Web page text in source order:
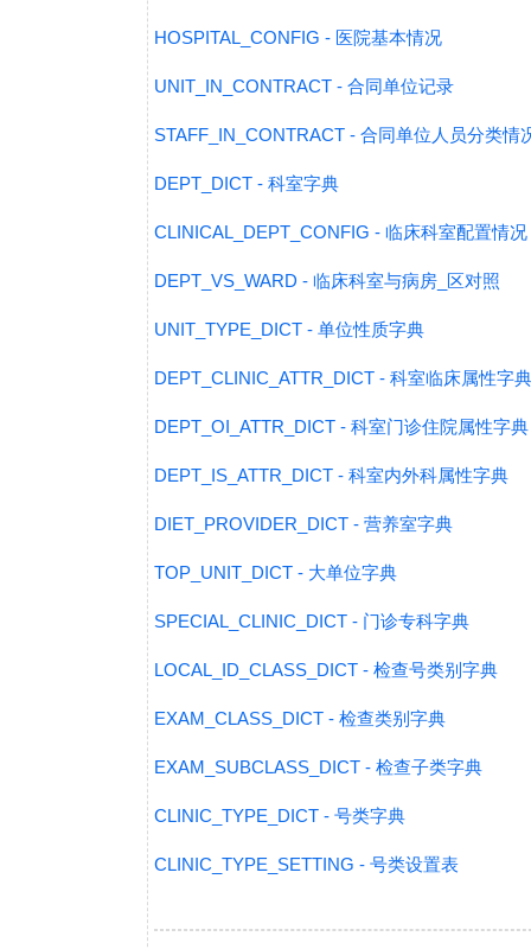
HOSPITAL_CONFIG - 医院基本情况
UNIT_IN_CONTRACT - 合同单位记录
STAFF_IN_CONTRACT - 合同单位人员分类情
DEPT_DICT - 科室字典
CLINICAL_DEPT_CONFIG - 临床科室配置情况
DEPT_VS_WARD - 临床科室与病房_区对照
UNIT_TYPE_DICT - 单位性质字典
DEPT_CLINIC_ATTR_DICT - 科室临床属性字典
DEPT_OI_ATTR_DICT - 科室门诊住院属性字典
DEPT_IS_ATTR_DICT - 科室内外科属性字典
DIET_PROVIDER_DICT - 营养室字典
TOP_UNIT_DICT - 大单位字典
SPECIAL_CLINIC_DICT - 门诊专科字典
LOCAL_ID_CLASS_DICT - 检查号类别字典
EXAM_CLASS_DICT - 检查类别字典
EXAM_SUBCLASS_DICT - 检查子类字典
CLINIC_TYPE_DICT - 号类字典
CLINIC_TYPE_SETTING - 号类设置表